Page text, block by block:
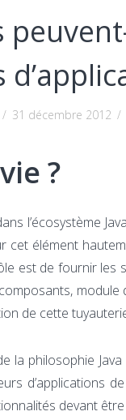
/ 31 décembre 2012 /
?
l’écosystème
élément
est de fournir
de cette
philosophie
d’applications
devant